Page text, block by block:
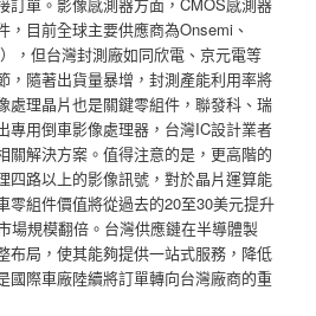
訂單。影像感測器方面，CMOS感測器
，目前全球主要供應商為Onsemi、
，但台灣封測廠如同欣電、京元電等
，隨著出貨量暴增，封測產能利用率將
處理晶片也是關鍵零組件，聯發科、瑞
專用倒車影像處理器，台灣IC設計業者
關解決方案。值得注意的是，更高階的
四路以上的影像訊號，對於晶片運算能
零組件價值將從過去的20至30美元提升
場規模翻倍。台灣供應鏈在半導體製
布局，使其能夠提供一站式服務，降低
國際車廠陸續將訂單轉向台灣廠商的重